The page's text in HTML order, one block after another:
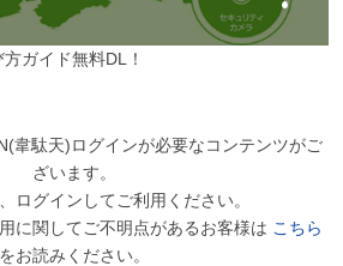
ガイド無料DL！
韋駄天)ログインが必要なコンテンツがご
ざいます。
ログインしてご利用ください。
に関してご不明点があるお客様は こちら
をお読みください。